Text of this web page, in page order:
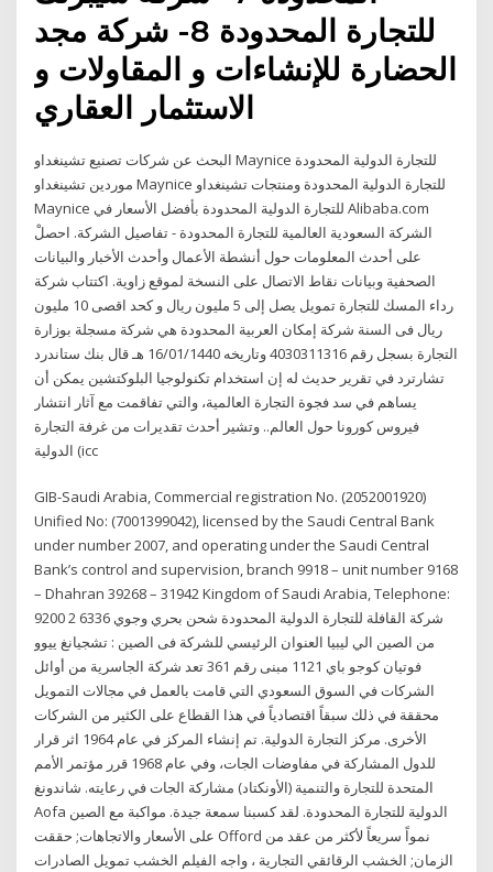
للتجارة المحدودة 8- شركة مجد
الحضارة للإنشاءات و المقاولات و
الاستثمار العقاري
البحث عن شركات تصنيع تشينغداو Maynice للتجارة الدولية المحدودة
موردين تشينغداو Maynice للتجارة الدولية المحدودة ومنتجات تشينغداو
Maynice للتجارة الدولية المحدودة بأفضل الأسعار في Alibaba.com
الشركة السعودية العالمية للتجارة المحدودة - تفاصيل الشركة. احصلْ
على أحدث المعلومات حول أنشطة الأعمال وأحدث الأخبار والبيانات
الصحفية وبيانات نقاط الاتصال على النسخة لموقع زاوية. اكتتاب شركة
رداء المسك للتجارة تمويل يصل إلى 5 مليون ريال و كحد اقصى 10 مليون
ريال فى السنة شركة إمكان العربية المحدودة هي شركة مسجلة بوزارة
التجارة بسجل رقم 4030311316 وتاريخه 16/01/1440 هـ قال بنك ستاندرد
تشارترد في تقرير حديث له إن استخدام تكنولوجيا البلوكتشين يمكن أن
يساهم في سد فجوة التجارة العالمية، والتي تفاقمت مع آثار انتشار
فيروس كورونا حول العالم.. وتشير أحدث تقديرات من غرفة التجارة
الدولية (icc
GIB-Saudi Arabia, Commercial registration No. (2052001920)
Unified No: (7001399042), licensed by the Saudi Central Bank
under number 2007, and operating under the Saudi Central
Bank’s control and supervision, branch 9918 – unit number 9168
– Dhahran 39268 – 31942 Kingdom of Saudi Arabia, Telephone:
9200 2 6336 شركة القافلة للتجارة الدولية المحدودة شحن بحري وجوي
من الصين الي ليبيا العنوان الرئيسي للشركة فى الصين : تشجيانغ ييوو
فوتيان كوجو باي 1121 مبنى رقم 361 تعد شركة الجاسرية من أوائل
الشركات في السوق السعودي التي قامت بالعمل في مجالات التمويل
محققة في ذلك سبقاً اقتصادياً في هذا القطاع على الكثير من الشركات
الأخرى. مركز التجارة الدولية. تم إنشاء المركز في عام 1964 اثر قرار
للدول المشاركة في مفاوضات الجات، وفي عام 1968 قرر مؤتمر الأمم
المتحدة للتجارة والتنمية (الأونكتاد) مشاركة الجات في رعايته. شاندونغ
Aofa الدولية للتجارة المحدودة. لقد كسبنا سمعة جيدة. مواكبة مع الصين
على الأسعار والاتجاهات; حققت Offord نمواً سريعاً لأكثر من عقد من
الزمان; الخشب الرقائقي التجارية ، واجه الفيلم الخشب تمويل الصادرات